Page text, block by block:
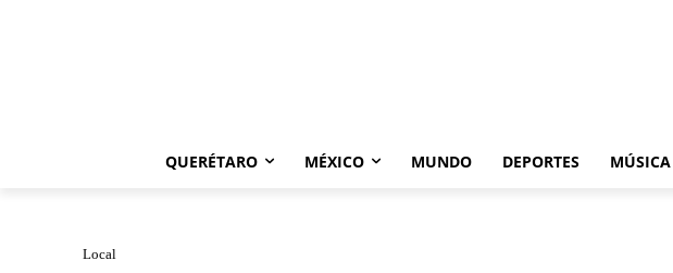
QUERÉTARO MÉXICO MUNDO DEPORTES MÚSICA
Local